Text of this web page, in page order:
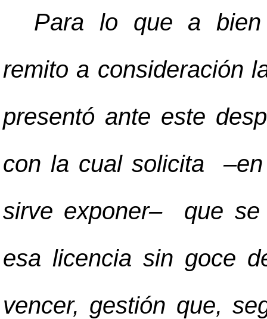
Para lo que a bien
remito a consideración
presentó ante este
con la cual solicita–
sirve exponer–que se
esa licencia sin goce
vencer, gestión que,